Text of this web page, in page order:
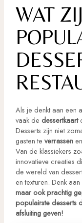
WAT
Als je denkt aan een
vaak de dessertkaart
Desserts zijn niet
gasten te verrassen
Van de klassiekers
innovatieve creaties
de wereld van
en texturen. Denk
maar ook prachtig
populairste desserts
afsluiting geven!